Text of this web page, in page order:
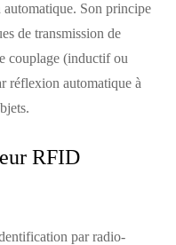
Son principe
de transmission de
couplage (inductif ou
réflexion automatique à
RFID
par radio-